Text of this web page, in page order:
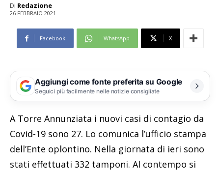
Di Redazione
26 FEBBRAIO 2021
Facebook WhatsApp X
Aggiungi come fonte preferita su Google
Seguici più facilmente nelle notizie consigliate
A Torre Annunziata i nuovi casi di contagio da
Covid-19 sono 27. Lo comunica l’ufficio stampa
dell’Ente oplontino. Nella giornata di ieri sono
stati effettuati 332 tamponi. Al contempo si